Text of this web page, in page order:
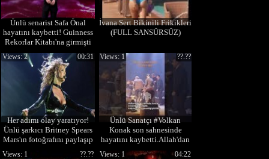
Ünlü senarist Safa Önal
hayatını kaybetti! Guinness
Rekorlar Kitabı'na girmişti
İvana Sert Bikinili Frikikleri
(FULL SANSÜRSÜZ)
Her adımı olay yaratıyor!
Ünlü şarkıcı Britney Spears
Mars'ın fotoğrafını paylaşıp
ismini değiştirdi
00:31
Views: 2
Ünlü Sanatçı #Volkan
Konak son sahnesinde
hayatını kaybetti.Allah'dan
rahmet eylesin
??.??
Views: 1
??.??
Views: 1 04:22
Views: 1